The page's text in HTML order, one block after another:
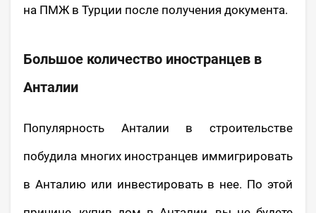
на ПМЖ в Турции после получения документа.
Большое количество иностранцев в
Анталии
Популярность Анталии в строительстве
побудила многих иностранцев иммигрировать
в Анталию или инвестировать в нее. По этой